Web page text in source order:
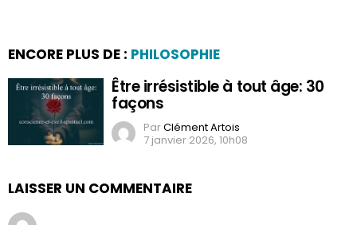
ENCORE PLUS DE : PHILOSOPHIE
Être irrésistible à tout âge: 30
façons
ParClément Artois
7 janvier 2026, 10h08
LAISSER UN COMMENTAIRE